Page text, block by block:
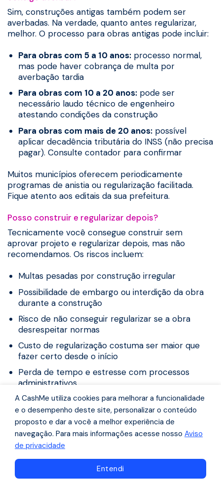
Navegue pelo conteúdo
Sim, construções antigas também podem ser
averbadas. Na verdade, quanto antes regularizar,
melhor. O processo para obras antigas pode incluir:
Para obras com 5 a 10 anos: processo normal,
mas pode haver cobrança de multa por
averbação tardia
Para obras com 10 a 20 anos: pode ser
necessário laudo técnico de engenheiro
atestando condições da construção
Para obras com mais de 20 anos: possível
aplicar decadência tributária do INSS (não precisa
pagar). Consulte contador para confirmar
Muitos municípios oferecem periodicamente
programas de anistia ou regularização facilitada.
Fique atento aos editais da sua prefeitura.
Posso construir e regularizar depois?
Tecnicamente você consegue construir sem
aprovar projeto e regularizar depois, mas não
recomendamos. Os riscos incluem:
Multas pesadas por construção irregular
Possibilidade de embargo ou interdição da obra
durante a construção
Risco de não conseguir regularizar se a obra
desrespeitar normas
Custo de regularização costuma ser maior que
fazer certo desde o início
Perda de tempo e estresse com processos
administrativos
O mais seguro é sempre aprovar o projeto antes,
obter o alvará de construção e fazer tudo
regularizado desde o começo.
Perguntas frequentes
sobre averbação de
A CashMe utiliza cookies para melhorar a funcionalidade
e o desempenho deste site, personalizar o conteúdo
proposto e dar a você a melhor experiência de
navegação. Para mais informações acesse nosso Aviso
de privacidade
Entendi